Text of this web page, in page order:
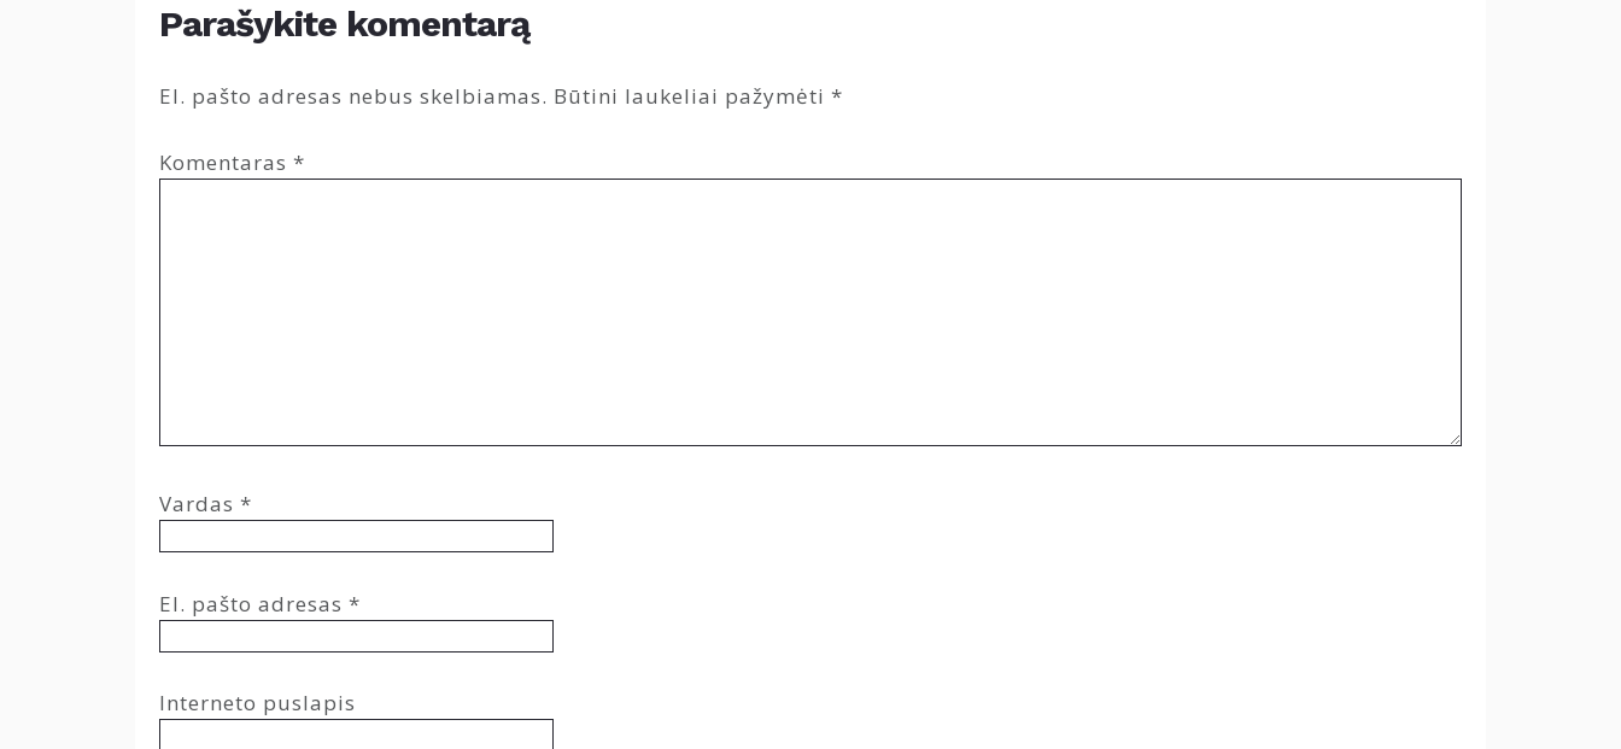
Parašykite komentarą
El. pašto adresas nebus skelbiamas. Būtini laukeliai pažymėti *
Komentaras *
Vardas *
El. pašto adresas *
Interneto puslapis